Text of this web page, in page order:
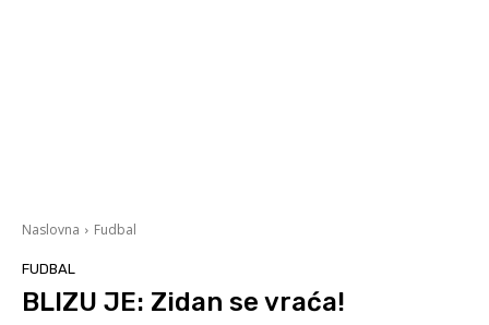
Naslovna Fudbal
FUDBAL
BLIZU JE: Zidan se vraća!